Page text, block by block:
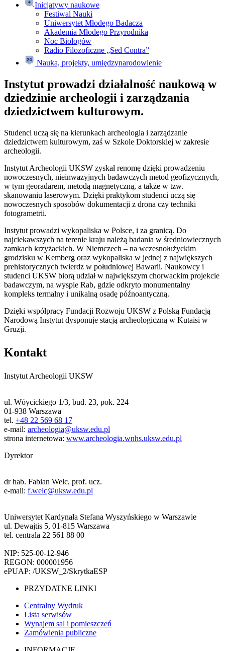
Inicjatywy naukowe
Festiwal Nauki
Uniwersytet Młodego Badacza
Akademia Młodego Przyrodnika
Noc Biologów
Radio Filozoficzne „Sed Contra”
Nauka, projekty, umiędzynarodowienie
Instytut prowadzi działalność naukową w
dziedzinie archeologii i zarządzania
dziedzictwem kulturowym.
Studenci uczą się na kierunkach archeologia i zarządzanie
dziedzictwem kulturowym, zaś w Szkole Doktorskiej w zakresie
archeologii.
Instytut Archeologii UKSW zyskał renomę dzięki prowadzeniu
nowoczesnych, nieinwazyjnych badawczych metod geofizycznych,
w tym georadarem, metodą magnetyczną, a także w tzw.
skanowaniu laserowym. Dzięki praktykom studenci uczą się
nowoczesnych sposobów dokumentacji z drona czy techniki
fotogrametrii.
Instytut prowadzi wykopaliska w Polsce, i za granicą. Do
najciekawszych na terenie kraju należą badania w średniowiecznych
zamkach krzyżackich. W Niemczech – na wczesnołużyckim
grodzisku w Kemberg oraz wykopaliska w jednej z największych
prehistorycznych twierdz w południowej Bawarii. Naukowcy i
studenci UKSW biorą udział w największym chorwackim projekcie
badawczym, na wyspie Rab, gdzie odkryto monumentalny
kompleks termalny i unikalną osadę późnoantyczną.
Dzięki współpracy Fundacji Rozwoju UKSW z Polską Fundacją
Narodową Instytut dysponuje stacją archeologiczną w Kutaisi w
Gruzji.
Kontakt
Instytut Archeologii UKSW
ul. Wóycickiego 1/3, bud. 23, pok. 224
01-938 Warszawa
tel. +48 22 569 68 17
e-mail: archeologia@uksw.edu.pl
strona internetowa: www.archeologia.wnhs.uksw.edu.pl
Dyrektor
dr hab. Fabian Welc, prof. ucz.
e-mail: f.welc@uksw.edu.pl
Uniwersytet Kardynała Stefana Wyszyńskiego w Warszawie
ul. Dewajtis 5, 01-815 Warszawa
tel. centrala 22 561 88 00
NIP: 525-00-12-946
REGON: 000001956
ePUAP: /UKSW_2/SkrytkaESP
PRZYDATNE LINKI
Centralny Wydruk
Lista serwisów
Wynajem sal i pomieszczeń
Zamówienia publiczne